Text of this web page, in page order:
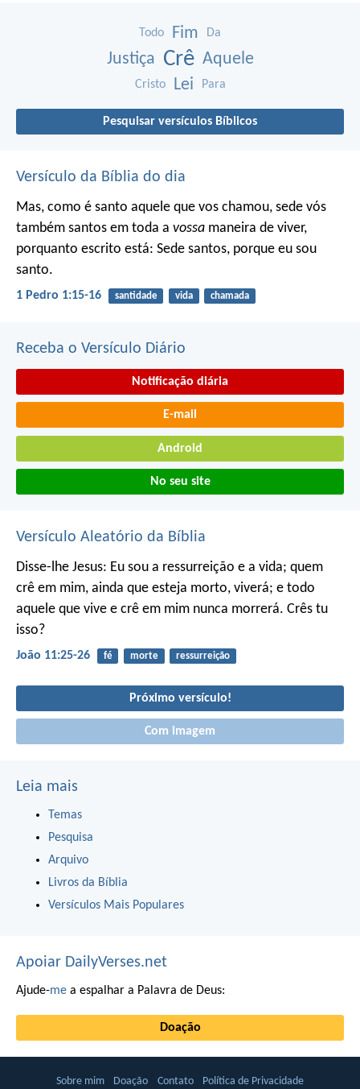
Todo Fim Da
Justiça Crê Aquele
Cristo Lei Para
Pesquisar versículos Bíblicos
Versículo da Bíblia do dia
Mas, como é santo aquele que vos chamou, sede vós
também santos em toda a vossa maneira de viver,
porquanto escrito está: Sede santos, porque eu sou
santo.
1 Pedro 1:15-16 santidade vida chamada
Receba o Versículo Diário
Notificação diária
E-mail
Android
No seu site
Versículo Aleatório da Bíblia
Disse-lhe Jesus: Eu sou a ressurreição e a vida; quem
crê em mim, ainda que esteja morto, viverá; e todo
aquele que vive e crê em mim nunca morrerá. Crês tu
isso?
João 11:25-26 fé morte ressurreição
Próximo versículo!
Com imagem
Leia mais
Temas
Pesquisa
Arquivo
Livros da Bíblia
Versículos Mais Populares
Apoiar DailyVerses.net
Ajude-me a espalhar a Palavra de Deus:
Doação
Sobre mim Doação Contato Política de Privacidade